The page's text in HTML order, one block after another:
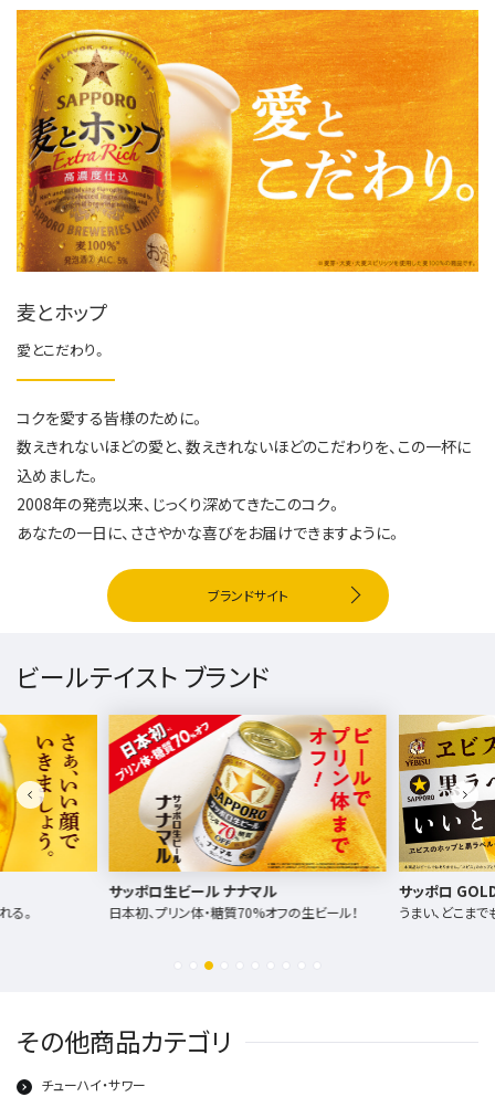
麦とホップ
愛とこだわり。
コクを愛する皆様のために。
数えきれないほどの愛と、数えきれないほどのこだわりを、この一杯に
込めました。
2008年の発売以来、じっくり深めてきたこのコク。
あなたの一日に、ささやかな喜びをお届けできますように。
ブランドサイト
ビールテイスト ブランド
る。
サッポロ生ビール ナナマル
日本初、プリン体・糖質70%オフの生ビール！
サッポロ
うまい、どこまで
その他商品カテゴリ
チューハイ・サワー